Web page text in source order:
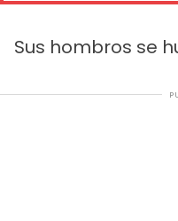
Sus hombros se